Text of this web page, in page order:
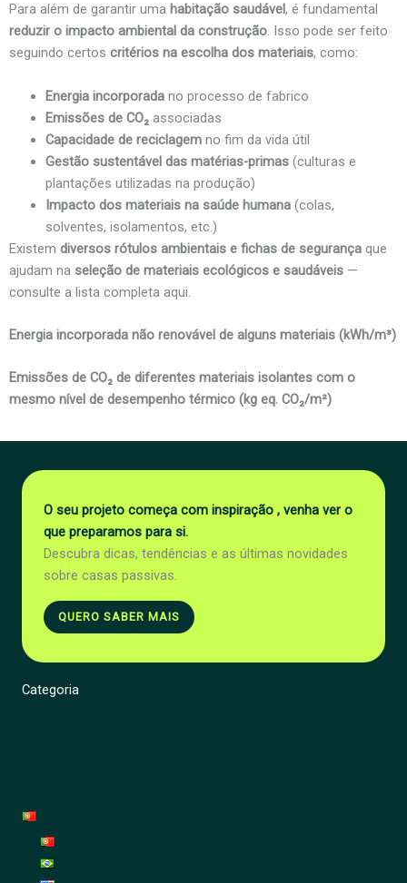
Para além de garantir uma habitação saudável, é fundamental
reduzir o impacto ambiental da construção. Isso pode ser feito
seguindo certos critérios na escolha dos materiais, como:
Energia incorporada no processo de fabrico
Emissões de CO₂ associadas
Capacidade de reciclagem no fim da vida útil
Gestão sustentável das matérias-primas (culturas e
plantações utilizadas na produção)
Impacto dos materiais na saúde humana (colas,
solventes, isolamentos, etc.)
Existem diversos rótulos ambientais e fichas de segurança que
ajudam na seleção de materiais ecológicos e saudáveis —
consulte a lista completa aqui.
Energia incorporada não renovável de alguns materiais (kWh/m³)
Emissões de CO₂ de diferentes materiais isolantes com o
mesmo nível de desempenho térmico (kg eq. CO₂/m²)
O seu projeto começa com inspiração , venha ver o
que preparamos para si.
Descubra dicas, tendências e as últimas novidades
sobre casas passivas.
QUERO SABER MAIS
Categoria